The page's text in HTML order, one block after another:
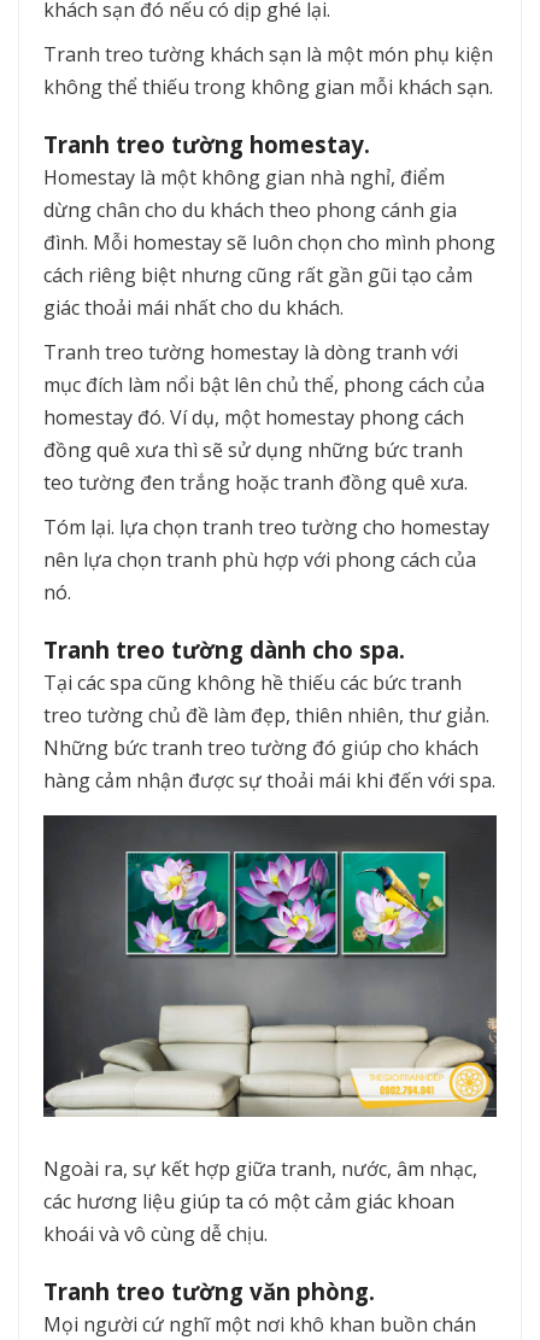
khách sạn đó nếu có dịp ghé lại.
Tranh treo tường khách sạn là một món phụ kiện
không thể thiếu trong không gian mỗi khách sạn.
Tranh treo tường homestay.
Homestay là một không gian nhà nghỉ, điểm
dừng chân cho du khách theo phong cánh gia
đình. Mỗi homestay sẽ luôn chọn cho mình phong
cách riêng biệt nhưng cũng rất gần gũi tạo cảm
giác thoải mái nhất cho du khách.
Tranh treo tường homestay là dòng tranh với
mục đích làm nổi bật lên chủ thể, phong cách của
homestay đó. Ví dụ, một homestay phong cách
đồng quê xưa thì sẽ sử dụng những bức tranh
teo tường đen trắng hoặc tranh đồng quê xưa.
Tóm lại. lựa chọn tranh treo tường cho homestay
nên lựa chọn tranh phù hợp với phong cách của
nó.
Tranh treo tường dành cho spa.
Tại các spa cũng không hề thiếu các bức tranh
treo tường chủ đề làm đẹp, thiên nhiên, thư giản.
Những bức tranh treo tường đó giúp cho khách
hàng cảm nhận được sự thoải mái khi đến với spa.
Ngoài ra, sự kết hợp giữa tranh, nước, âm nhạc,
các hương liệu giúp ta có một cảm giác khoan
khoái và vô cùng dễ chịu.
Tranh treo tường văn phòng.
Mọi người cứ nghĩ một nơi khô khan buồn chán